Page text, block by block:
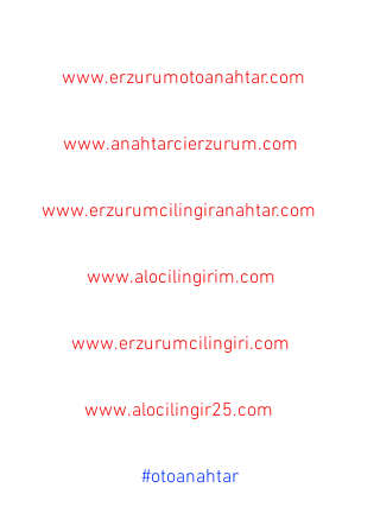
www.erzurumotoanahtar.com
www.anahtarcierzurum.com
www.erzurumcilingiranahtar.com
www.alocilingirim.com
www.erzurumcilingiri.com
www.alocilingir25.com
#otoanahtar